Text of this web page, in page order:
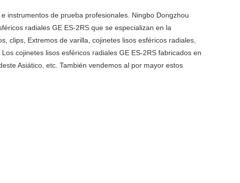
instrumentos de prueba profesionales. Ningbo Dongzhou
radiales GE ES-2RS que se especializan en la
clips, Extremos de varilla, cojinetes lisos esféricos radiales,
cojinetes lisos esféricos radiales GE ES-2RS fabricados en
Asiático, etc. También vendemos al por mayor estos